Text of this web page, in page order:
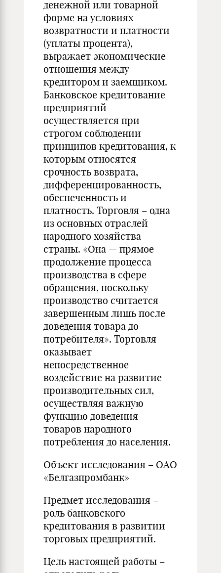
денежной или товарной
форме на условиях
возвратности и платности
(уплаты процента),
выражает экономические
отношения между
кредитором и заемщиком.
Банковское кредитование
предприятий
осуществляется при
строгом соблюдении
принципов кредитования, к
которым относятся
срочность возврата,
дифференцированность,
обеспеченность и
платность. Торговля – одна
из основных отраслей
народного хозяйства
страны. «Она — прямое
продолжение процесса
производства в сфере
обращения, поскольку
производство считается
завершенным лишь после
доведения товара до
потребителя». Торговля
оказывает
непосредственное
воздействие на развитие
производительных сил,
осуществляя важную
функцию доведения
товаров народного
потребления до населения.
Объект исследования – ОАО
«Белгазпромбанк»
Предмет исследования –
роль банковского
кредитования в развитии
торговых предприятий.
Цель настоящей работы –